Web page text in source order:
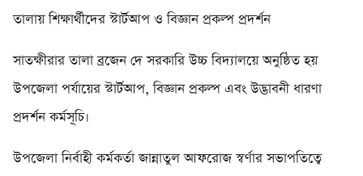
তালায় শিক্ষার্থীদের স্টার্টআপ ও বিজ্ঞান প্রকল্প প্রদর্শন
সাতক্ষীরার তালা ব্রজেন দে সরকারি উচ্চ বিদ্যালয়ে অনুষ্ঠিত হয়
উপজেলা পর্যায়ের স্টার্টআপ, বিজ্ঞান প্রকল্প এবং উদ্ভাবনী ধারণা
প্রদর্শন কর্মসূচি।
উপজেলা নির্বাহী কর্মকর্তা জান্নাতুল আফরোজ স্বর্ণার সভাপতিত্বে